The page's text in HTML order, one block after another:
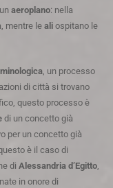
aeroplano: nella
mentre le ali ospitano le
, un processo
di città si trovano
questo processo è
di un concetto già
per un concetto già
è il caso di
di Alessandria d’Egitto,
in onore di